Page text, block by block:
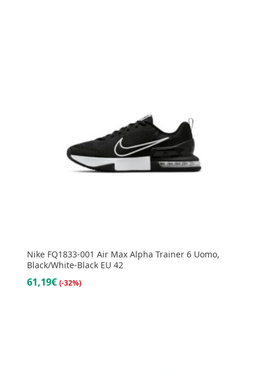
Nike FQ1833-001 Air Max Alpha Trainer 6 Uomo,
Black/White-Black EU 42
61,19€ (-32%)